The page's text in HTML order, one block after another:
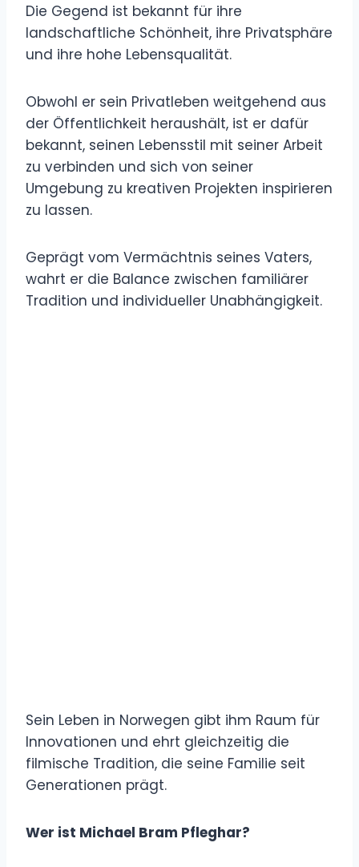
Die Gegend ist bekannt für ihre
landschaftliche Schönheit, ihre Privatsphäre
und ihre hohe Lebensqualität.
Obwohl er sein Privatleben weitgehend aus
der Öffentlichkeit heraushält, ist er dafür
bekannt, seinen Lebensstil mit seiner Arbeit
zu verbinden und sich von seiner
Umgebung zu kreativen Projekten inspirieren
zu lassen.
Geprägt vom Vermächtnis seines Vaters,
wahrt er die Balance zwischen familiärer
Tradition und individueller Unabhängigkeit.
Sein Leben in Norwegen gibt ihm Raum für
Innovationen und ehrt gleichzeitig die
filmische Tradition, die seine Familie seit
Generationen prägt.
Wer ist Michael Bram Pfleghar?